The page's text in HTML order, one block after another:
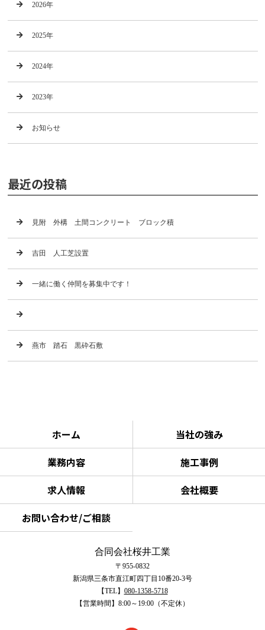
2026年
2025年
2024年
2023年
お知らせ
最近の投稿
見附 外構 土間コンクリート ブロック積
吉田 人工芝設置
一緒に働く仲間を募集中です！
燕市 踏石 黒砕石敷
ホーム
当社の強み
業務内容
施工事例
求人情報
会社概要
お問い合わせ/ご相談
合同会社桜井工業
〒955-0832
新潟県三条市直江町四丁目10番20-3号
【TEL】 080-1358-5718
【営業時間】8:00～19:00（不定休）